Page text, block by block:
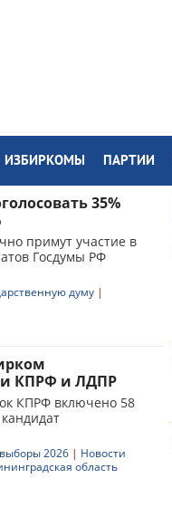
ИЗБИРКОМЫ ПАРТИИ
35%
примут участие в
Госдумы РФ
думу |
КПРФ и ЛДПР
КПРФ включено 58
2026 | Новости
область